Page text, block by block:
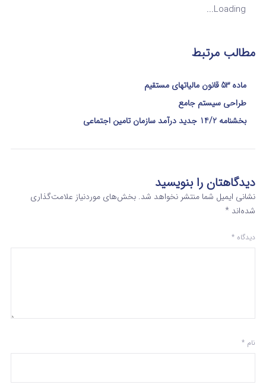
Loading...
مطالب مرتبط
ماده 53 قانون مالیاتهای مستقیم
طراحی سیستم جامع
بخشنامه 14/2 جدید درآمد سازمان تامین اجتماعی
دیدگاهتان را بنویسید
نشانی ایمیل شما منتشر نخواهد شد. بخش‌های موردنیاز علامت‌گذاری
شده‌اند *
دیدگاه *
نام *